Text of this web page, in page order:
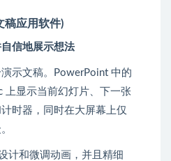
稿应用软件)
信地展示想法
示文稿。PowerPoint 中的
上显示当前幻灯片、下一张
时器，同时在大屏幕上仅
计和微调动画，并且精细